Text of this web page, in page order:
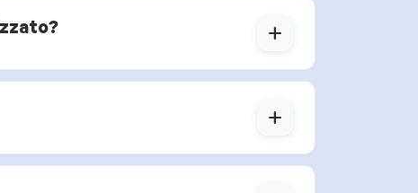
add
add